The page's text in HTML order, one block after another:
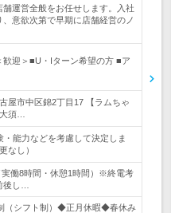
運営全般をお任せします。入社
意欲次第で早期に店舗経営のノ
迎＞■U・Iターン希望の方 ■ア
屋市中区錦2丁目17 【ラムちゃ
須…
能力などを考慮して決定しま
なし）
働8時間・休憩1時間）※終電考
後し…
（シフト制）◆正月休暇◆春休み